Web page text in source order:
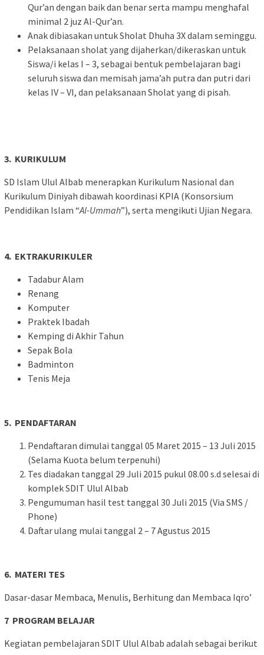
Qur’an dengan baik dan benar serta mampu menghafal
minimal 2 juz Al-Qur’an.
Anak dibiasakan untuk Sholat Dhuha 3X dalam seminggu.
Pelaksanaan sholat yang dijaherkan/dikeraskan untuk
Siswa/i kelas I – 3, sebagai bentuk pembelajaran bagi
seluruh siswa dan memisah jama’ah putra dan putri dari
kelas IV – VI, dan pelaksanaan Sholat yang di pisah.
3. KURIKULUM
SD Islam Ulul Albab menerapkan Kurikulum Nasional dan
Kurikulum Diniyah dibawah koordinasi KPIA (Konsorsium
Pendidikan Islam “Al-Ummah”), serta mengikuti Ujian Negara.
4. EKTRAKURIKULER
Tadabur Alam
Renang
Komputer
Praktek Ibadah
Kemping di Akhir Tahun
Sepak Bola
Badminton
Tenis Meja
5. PENDAFTARAN
Pendaftaran dimulai tanggal 05 Maret 2015 – 13 Juli 2015
(Selama Kuota belum terpenuhi)
Tes diadakan tanggal 29 Juli 2015 pukul 08.00 s.d selesai di
komplek SDIT Ulul Albab
Pengumuman hasil test tanggal 30 Juli 2015 (Via SMS /
Phone)
Daftar ulang mulai tanggal 2 – 7 Agustus 2015
6. MATERI TES
Dasar-dasar Membaca, Menulis, Berhitung dan Membaca Iqro’
7 PROGRAM BELAJAR
Kegiatan pembelajaran SDIT Ulul Albab adalah sebagai berikut